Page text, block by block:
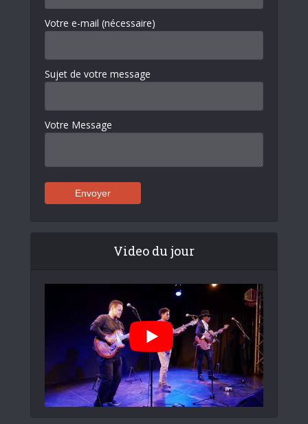
Votre e-mail (nécessaire)
Sujet de votre message
Votre Message
Video du jour